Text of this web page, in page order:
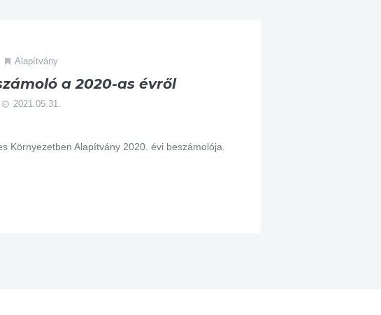
Alapítvány
a 2020-as évről
2021.05.31.
Környezetben Alapítvány 2020. évi beszámolója.